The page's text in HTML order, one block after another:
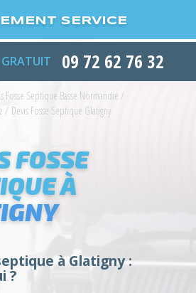
SERVICE
09 72 62 76 32
Fosse Septique Basse Normandie /
/ Devis Fosse Septique Glatigny
FOSSE
À
à Glatigny :
?